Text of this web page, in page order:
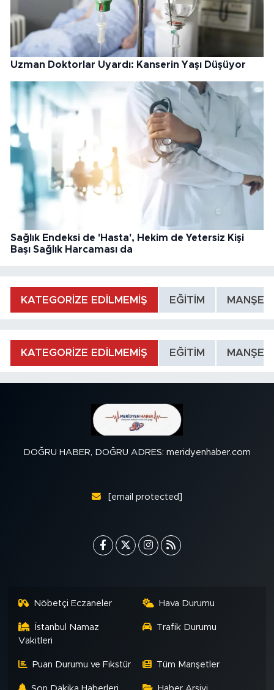
Uzman Doktorlar Uyardı: Kanserin Yaşı Düşüyor
Sağlık Endeksi de 'Hasta', Hekim de Yetersiz Kişi
Başı Sağlık Harcaması da
KATEGORİZE EDİLMEMİŞ EĞİTİM MANŞET
KATEGORİZE EDİLMEMİŞ EĞİTİM MANŞET
DOĞRU HABER, DOĞRU ADRES: meridyenhaber.com
[email protected]
Nöbetçi Eczaneler Hava Durumu
İstanbul Namaz
Vakitleri
Trafik Durumu
Puan Durumu ve Fikstür Tüm Manşetler